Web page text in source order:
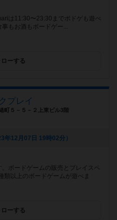
は11:30〜23:30までボドゲも遊べ
もお酒もボードゲー...
ローする
プレイ
町５－５－２上東ビル3階
年12月07日 19時02分）
ボードゲームの販売とプレイスペ
以上のボードゲームが遊べま
ローする